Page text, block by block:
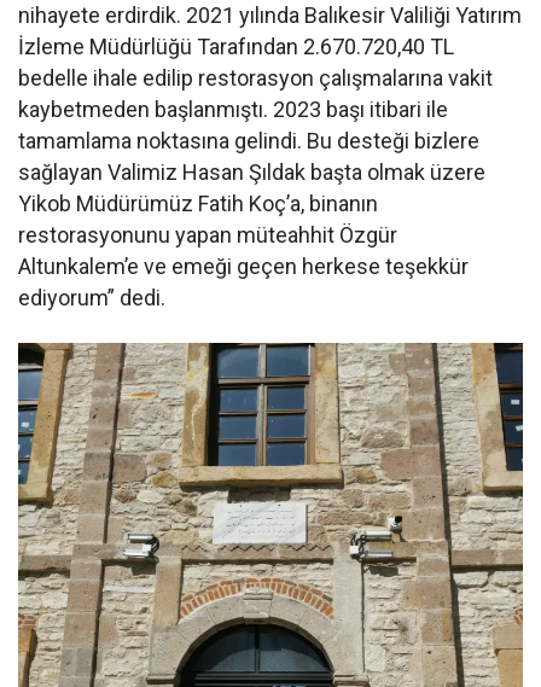
nihayete erdirdik. 2021 yılında Balıkesir Valiliği Yatırım
İzleme Müdürlüğü Tarafından 2.670.720,40 TL
bedelle ihale edilip restorasyon çalışmalarına vakit
kaybetmeden başlanmıştı. 2023 başı itibari ile
tamamlama noktasına gelindi. Bu desteği bizlere
sağlayan Valimiz Hasan Şıldak başta olmak üzere
Yikob Müdürümüz Fatih Koç’a, binanın
restorasyonunu yapan müteahhit Özgür
Altunkalem’e ve emeği geçen herkese teşekkür
ediyorum” dedi.